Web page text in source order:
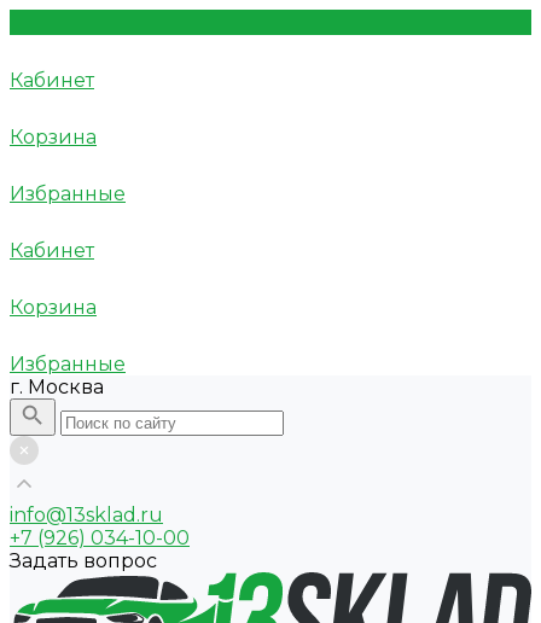
Кабинет
Корзина
Избранные
Кабинет
Корзина
Избранные
г. Москва
info@13sklad.ru
+7 (926) 034-10-00
Задать вопрос